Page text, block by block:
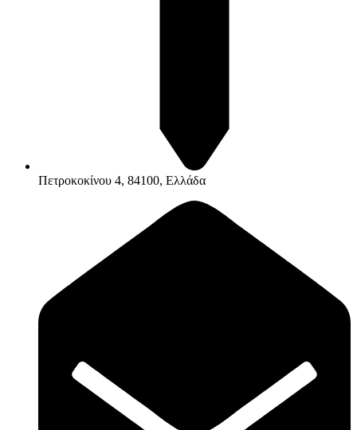
Πετροκοκίνου 4, 84100, Ελλάδα